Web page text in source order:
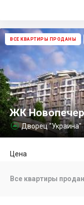
ВСЕ КВАРТИРЫ ПРОДАНЫ
ЖК
 Дворец "Украина"
Цена
Все квартиры